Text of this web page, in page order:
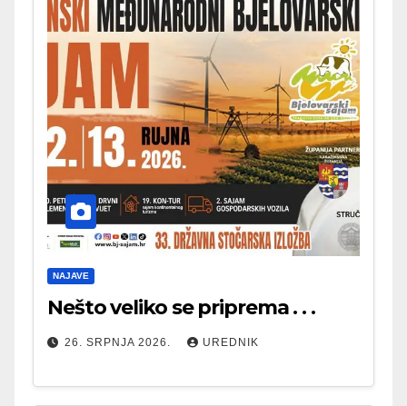
NAJAVE
Nešto veliko se priprema . . .
26. SRPNJA 2026. UREDNIK